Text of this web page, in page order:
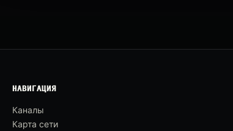
НАВИГАЦИЯ
Каналы
Карта сети